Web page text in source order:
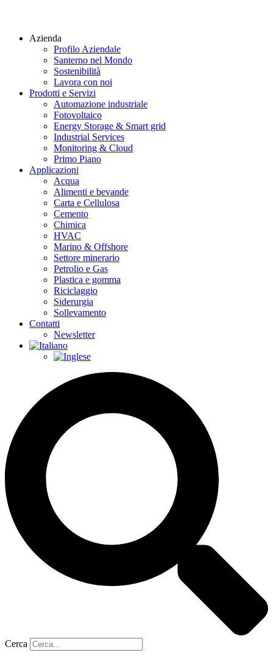
Azienda
Profilo Aziendale
Santerno nel Mondo
Sostenibilità
Lavora con noi
Prodotti e Servizi
Automazione industriale
Fotovoltaico
Energy Storage & Smart grid
Industrial Services
Monitoring & Cloud
Primo Piano
Applicazioni
Acqua
Alimenti e bevande
Carta e Cellulosa
Cemento
Chimica
HVAC
Marino & Offshore
Settore minerario
Petrolio e Gas
Plastica e gomma
Riciclaggio
Siderurgia
Sollevamento
Contatti
Newsletter
Cerca